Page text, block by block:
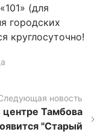
(для
городских
круглосуточно!
новость
центре Тамбова
"Старый